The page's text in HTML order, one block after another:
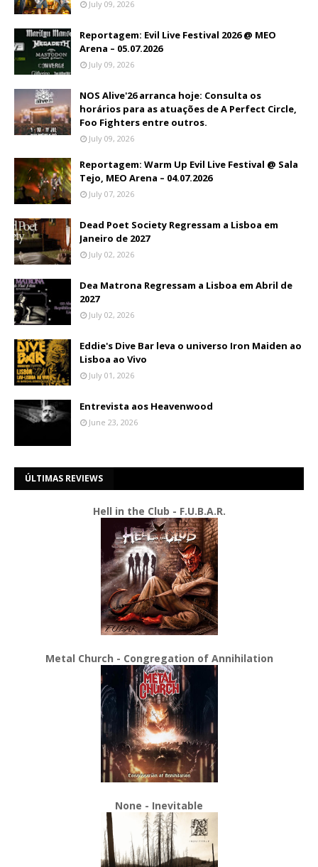
July 09, 2026
Reportagem: Evil Live Festival 2026 @ MEO
Arena – 05.07.2026
July 09, 2026
NOS Alive'26 arranca hoje: Consulta os
horários para as atuações de A Perfect Circle,
Foo Fighters entre outros.
July 09, 2026
Reportagem: Warm Up Evil Live Festival @ Sala
Tejo, MEO Arena – 04.07.2026
July 07, 2026
Dead Poet Society Regressam a Lisboa em
Janeiro de 2027
July 02, 2026
Dea Matrona Regressam a Lisboa em Abril de
2027
July 02, 2026
Eddie's Dive Bar leva o universo Iron Maiden ao
Lisboa ao Vivo
July 01, 2026
Entrevista aos Heavenwood
June 23, 2026
ÚLTIMAS REVIEWS
Hell in the Club - F.U.B.A.R.
Metal Church - Congregation of Annihilation
None - Inevitable